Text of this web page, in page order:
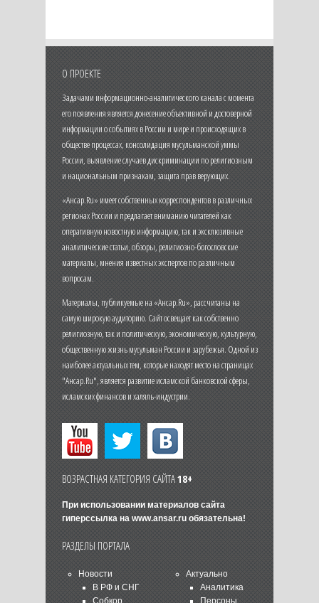
О ПРОЕКТЕ
Задачами информационно-аналитического канала с момента
его появления является донесение объективной и достоверной
информации о событиях в России и мире и происходящих в
обществе процессах, консолидация мусульманской уммы
России, выявление случаев дискриминации по религиозным
и национальным признакам, защита прав верующих.
«Ансар.Ru» имеет собственных корреспондентов в различных
регионах России и предлагает вниманию читателей как
оперативную новостную информацию, так и эксклюзивные
аналитические статьи, обзоры, религиозно-богословские
материалы, мнения известных экспертов по различным
вопросам.
Материалы, публикуемые на «Ансар.Ru», рассчитаны на
самую широкую аудиторию. Сайт освещает как собственно
религиозную, так и политическую, экономическую, культурную,
общественную жизнь мусульман России и зарубежья. Одной из
наиболее актуальных тем, которые находят место на страницах
"Ансар.Ru", является развитие исламской банковской сферы,
исламских финансов и халяль-индустрии.
ВОЗРАСТНАЯ КАТЕГОРИЯ САЙТА18+
При использовании материалов сайта
гиперссылка на www.ansar.ruобязательна!
РАЗДЕЛЫ ПОРТАЛА
Новости
В РФ и СНГ
Собкор
Актуально
Аналитика
Персоны